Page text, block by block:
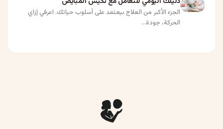
الجزء الأكبر من العلاج بيعتمد على أسلوب حياتك. اعرفي إزاي
الحركة، جودة...